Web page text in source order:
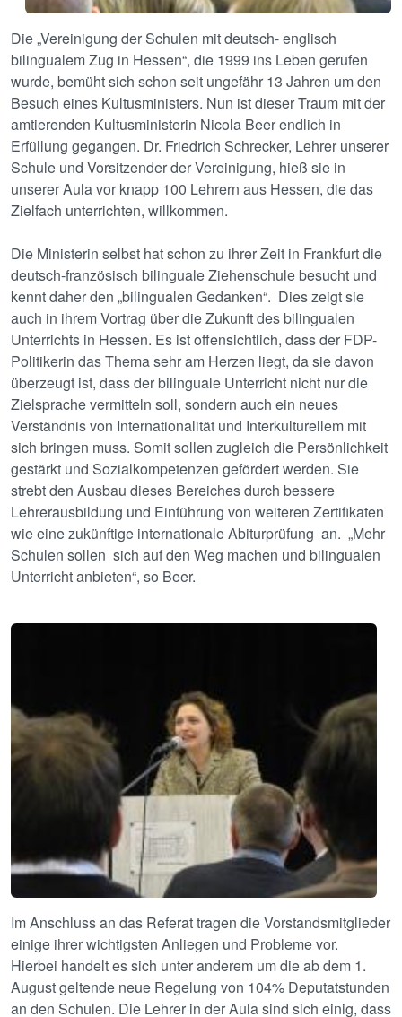
Die „Vereinigung der Schulen mit deutsch- englisch
bilingualem Zug in Hessen“, die 1999 ins Leben gerufen
wurde, bemüht sich schon seit ungefähr 13 Jahren um den
Besuch eines Kultusministers. Nun ist dieser Traum mit der
amtierenden Kultusministerin Nicola Beer endlich in
Erfüllung gegangen. Dr. Friedrich Schrecker, Lehrer unserer
Schule und Vorsitzender der Vereinigung, hieß sie in
unserer Aula vor knapp 100 Lehrern aus Hessen, die das
Zielfach unterrichten, willkommen.
Die Ministerin selbst hat schon zu ihrer Zeit in Frankfurt die
deutsch-französisch bilinguale Ziehenschule besucht und
kennt daher den „bilingualen Gedanken“. Dies zeigt sie
auch in ihrem Vortrag über die Zukunft des bilingualen
Unterrichts in Hessen. Es ist offensichtlich, dass der FDP-
Politikerin das Thema sehr am Herzen liegt, da sie davon
überzeugt ist, dass der bilinguale Unterricht nicht nur die
Zielsprache vermitteln soll, sondern auch ein neues
Verständnis von Internationalität und Interkulturellem mit
sich bringen muss. Somit sollen zugleich die Persönlichkeit
gestärkt und Sozialkompetenzen gefördert werden. Sie
strebt den Ausbau dieses Bereiches durch bessere
Lehrerausbildung und Einführung von weiteren Zertifikaten
wie eine zukünftige internationale Abiturprüfung an. „Mehr
Schulen sollen sich auf den Weg machen und bilingualen
Unterricht anbieten“, so Beer.
Image
Im Anschluss an das Referat tragen die Vorstandsmitglieder
einige ihrer wichtigsten Anliegen und Probleme vor.
Hierbei handelt es sich unter anderem um die ab dem 1.
August geltende neue Regelung von 104% Deputatstunden
an den Schulen. Die Lehrer in der Aula sind sich einig, dass